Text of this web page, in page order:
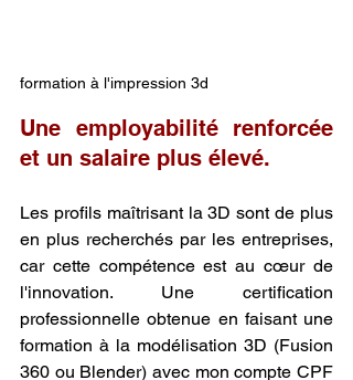
formation à l'impression 3d
Une employabilité renforcée
et un salaire plus élevé.
Les profils maîtrisant la 3D sont de plus
en plus recherchés par les entreprises,
car cette compétence est au cœur de
l'innovation. Une certification
professionnelle obtenue en faisant une
formation à la modélisation 3D (Fusion
360 ou Blender) avec mon compte CPF